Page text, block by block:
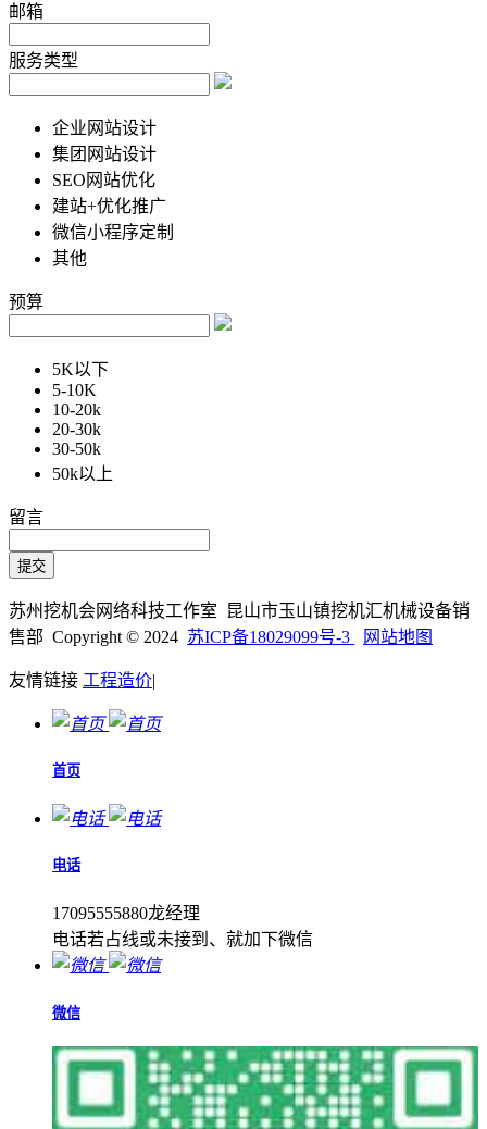
邮箱
服务类型
企业网站设计
集团网站设计
SEO网站优化
建站+优化推广
微信小程序定制
其他
预算
5K以下
5-10K
10-20k
20-30k
30-50k
50k以上
留言
苏州挖机会网络科技工作室 昆山市玉山镇挖机汇机械设备销
售部 Copyright © 2024 苏ICP备18029099号-3 网站地图
友情链接 工程造价|
首页
电话
17095555880龙经理
电话若占线或未接到、就加下微信
微信